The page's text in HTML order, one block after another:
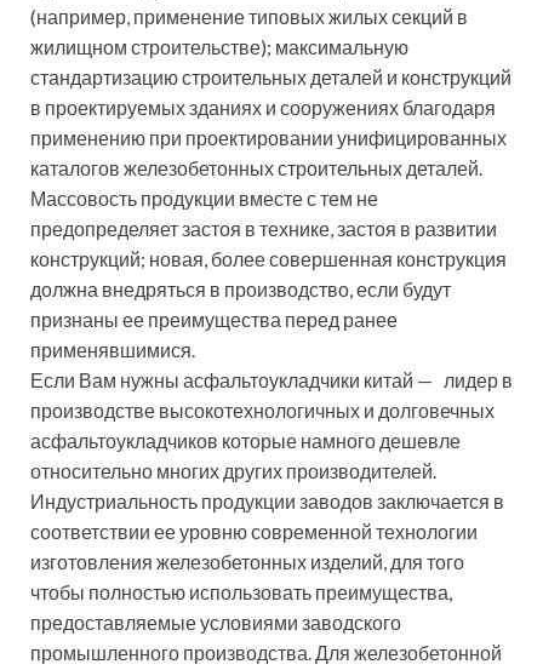
(например, применение типовых жилых секций в
жилищном строительстве); максимальную
стандартизацию строительных деталей и конструкций
в проектируемых зданиях и сооружениях благодаря
применению при проектировании унифицированных
каталогов железобетонных строительных деталей.
Массовость продукции вместе с тем не
предопределяет застоя в технике, застоя в развитии
конструкций; новая, более совершенная конструкция
должна внедряться в производство, если будут
признаны ее преимущества перед ранее
применявшимися.
Если Вам нужны асфальтоукладчики китай — лидер в
производстве высокотехнологичных и долговечных
асфальтоукладчиков которые намного дешевле
относительно многих других производителей.
Индустриальность продукции заводов заключается в
соответствии ее уровню современной технологии
изготовления железобетонных изделий, для того
чтобы полностью использовать преимущества,
предоставляемые условиями заводского
промышленного производства. Для железобетонной